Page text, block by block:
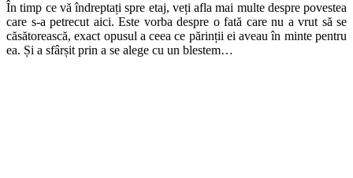
În timp ce vă îndreptați spre etaj, veți afla mai multe despre povestea
care s-a petrecut aici. Este vorba despre o fată care nu a vrut să se
căsătorească, exact opusul a ceea ce părinții ei aveau în minte pentru
ea. Și a sfârșit prin a se alege cu un blestem…